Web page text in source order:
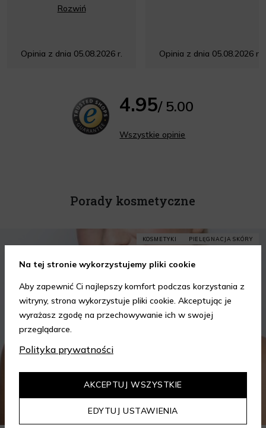
Rozwiń
Opinia z dnia 05.08.2026 r. Opinia z dnia 05.08.2026 r.
4.95/ 5.00
Wszystkie opinie
Porady kosmetyczne
KOSMETYKI PIELĘGNACJA SKÓRY
Na tej stronie wykorzystujemy pliki cookie
Aby zapewnić Ci najlepszy komfort podczas korzystania z
witryny, strona wykorzystuje pliki cookie. Akceptując je
wyrażasz zgodę na przechowywanie ich w swojej
przeglądarce.
Polityka prywatności
EDYTUJ USTAWIENIA
AKCEPTUJ WSZYSTKIE